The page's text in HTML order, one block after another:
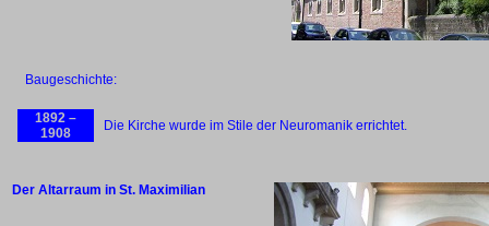
Baugeschichte:
1892 –
1908
Die Kirche wurde im Stile der Neuromanik errichtet.
Der Altarraum in St. Maximilian